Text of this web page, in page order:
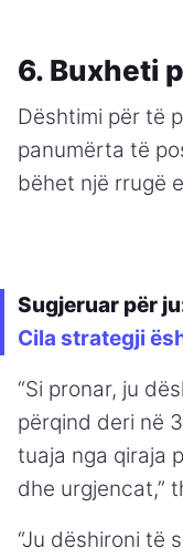
6. Buxheti
Dështimi për të
panumërta të
bëhet një rrugë
Sugjeruar për
Cila strategji
“Si pronar, ju
përqind deri në
tuaja nga qiraja
dhe urgjencat,”
“Ju dëshironi të